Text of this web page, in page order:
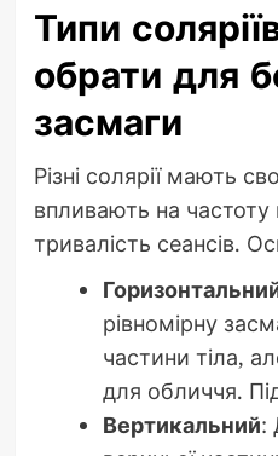
Типи
обрати для
засмаги
Різні солярії мають
впливають на частоту
тривалість сеансів.
рівномірну
частини тіла,
для обличчя.
Вертикальний: